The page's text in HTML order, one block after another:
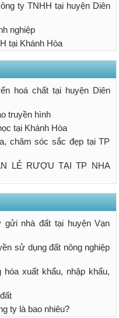
ty TNHH tại huyện Diên
nghiệp
tại Khánh Hòa
hoá chất tại huyện Diên
truyền hình
tại Khánh Hòa
chăm sóc sắc đẹp tại TP
LẺ RƯỢU TẠI TP NHA
gửi nhà đất tại huyện Vạn
sử dụng đất nông nghiệp
xuất khẩu, nhập khẩu,
ty là bao nhiêu?